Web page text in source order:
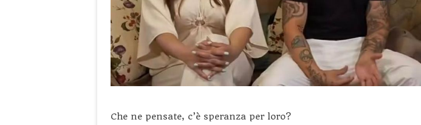
Che ne pensate, c’è speranza per loro?